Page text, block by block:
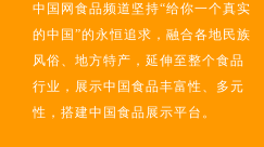
中国网食品频道坚持“给你一个真实
的中国”的永恒追求，融合各地民族
风俗、地方特产，延伸至整个食品
行业，展示中国食品丰富性、多元
性，搭建中国食品展示平台。